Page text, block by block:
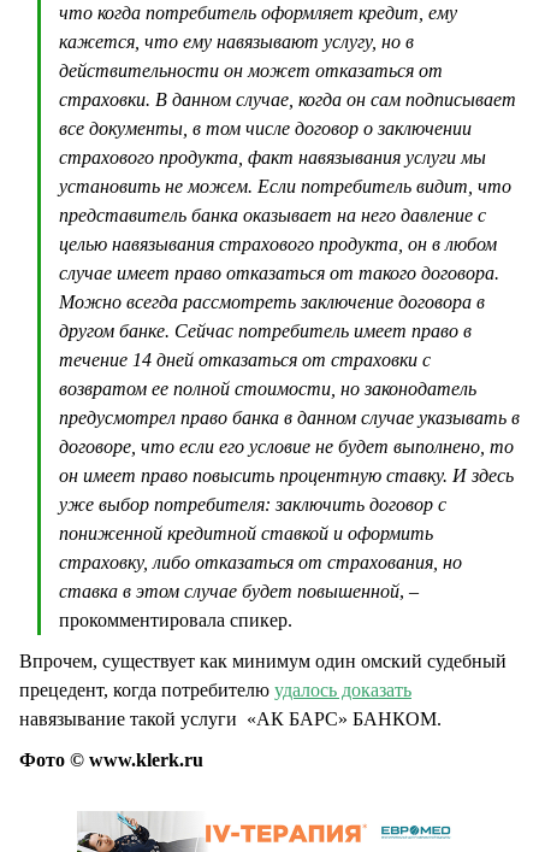
что когда потребитель оформляет кредит, ему
кажется, что ему навязывают услугу, но в
действительности он может отказаться от
страховки. В данном случае, когда он сам подписывает
все документы, в том числе договор о заключении
страхового продукта, факт навязывания услуги мы
установить не можем. Если потребитель видит, что
представитель банка оказывает на него давление с
целью навязывания страхового продукта, он в любом
случае имеет право отказаться от такого договора.
Можно всегда рассмотреть заключение договора в
другом банке. Сейчас потребитель имеет право в
течение 14 дней отказаться от страховки с
возвратом ее полной стоимости, но законодатель
предусмотрел право банка в данном случае указывать в
договоре, что если его условие не будет выполнено, то
он имеет право повысить процентную ставку. И здесь
уже выбор потребителя: заключить договор с
пониженной кредитной ставкой и оформить
страховку, либо отказаться от страхования, но
ставка в этом случае будет повышенной, –
прокомментировала спикер.
Впрочем, существует как минимум один омский судебный
прецедент, когда потребителю удалось доказать
навязывание такой услуги «АК БАРС» БАНКОМ.
Фото © www.klerk.ru